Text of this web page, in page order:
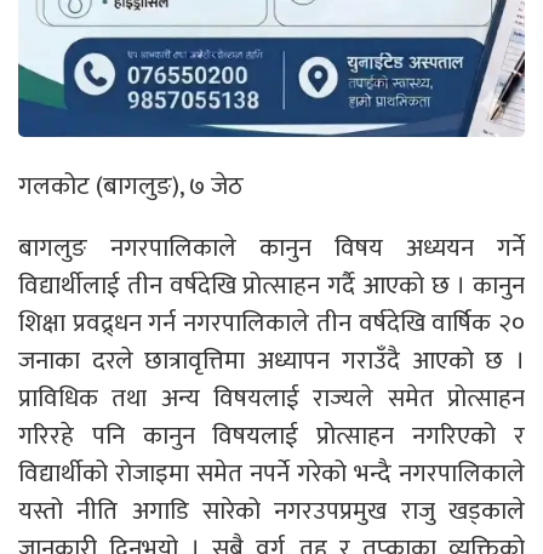
गलकोट (बागलुङ), ७ जेठ
बागलुङ नगरपालिकाले कानुन विषय अध्ययन गर्ने
विद्यार्थीलाई तीन वर्षदेखि प्रोत्साहन गर्दै आएको छ । कानुन
शिक्षा प्रवद्र्धन गर्न नगरपालिकाले तीन वर्षदेखि वार्षिक २०
जनाका दरले छात्रावृत्तिमा अध्यापन गराउँदै आएको छ ।
प्राविधिक तथा अन्य विषयलाई राज्यले समेत प्रोत्साहन
गरिरहे पनि कानुन विषयलाई प्रोत्साहन नगरिएको र
विद्यार्थीको रोजाइमा समेत नपर्ने गरेको भन्दै नगरपालिकाले
यस्तो नीति अगाडि सारेको नगरउपप्रमुख राजु खड्काले